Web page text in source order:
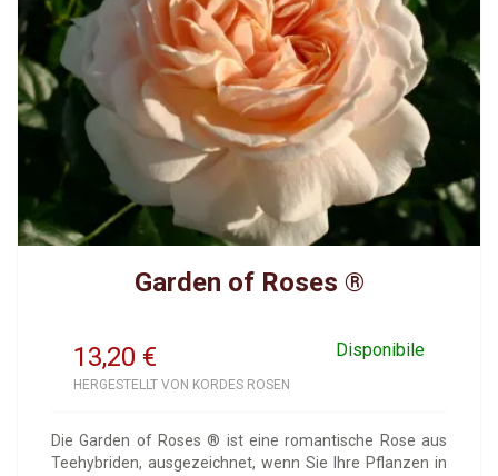
Garden of Roses ®
13,20 Disponibile
€
HERGESTELLT VON KORDES ROSEN
Die Garden of Roses ® ist eine romantische Rose aus
Teehybriden, ausgezeichnet, wenn Sie Ihre Pflanzen in